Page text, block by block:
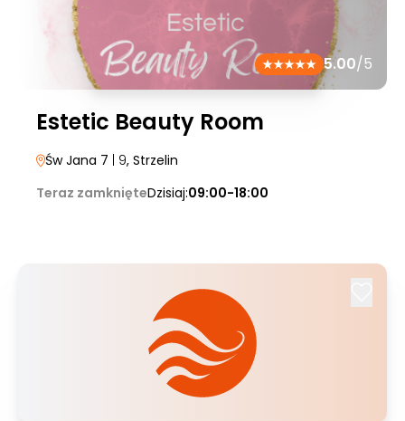
5.00/5
Estetic Beauty Room
Św Jana 7 | 9, Strzelin
Teraz zamknięteDzisiaj:09:00-18:00